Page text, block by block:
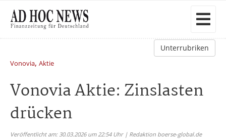
Unterrubriken
Vonovia, Aktie
Vonovia Aktie: Zinslasten
drücken
Veröffentlicht am: 30.03.2026 um 22:54 Uhr | Redaktion boerse-global.de